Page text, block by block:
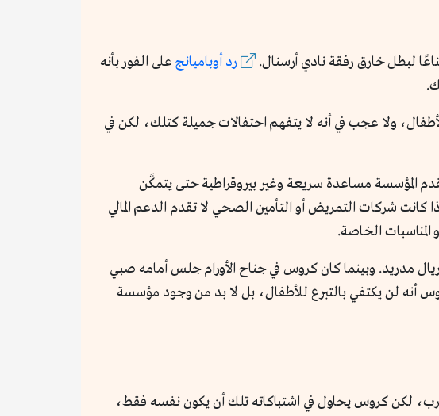
لبطل خارق رفقة نادي أرسنال. رد أوباميانج على الفور بأنه
ولا عجب في أنه لا يتفهم احتفالات جميلة كتلك، لكن في
تقدم المؤسسة مساعدة سريعة وغير بيروقراطية حتى يتمكَّن
شركات التمريض أو التأمين الصحي لا تقدم الدعم المالي
الخاصة.
مدريد. وبينما كان كروس في جناح الأورام جلس أمامه صبي
أنه لن يكتفي بالتبرع للأطفال، بل لا بد من وجود مؤسسة
لكن كروس يحاول في اشتباكاته تلك أن يكون نفسه فقط،